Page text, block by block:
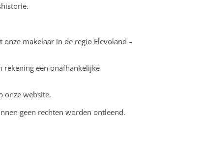
makelaar in de regio Flevoland –
rekening een onafhankelijke
onze website.
geen rechten worden ontleend.